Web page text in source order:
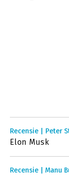
Recensie | Peter
Elon Musk
Recensie | Manu